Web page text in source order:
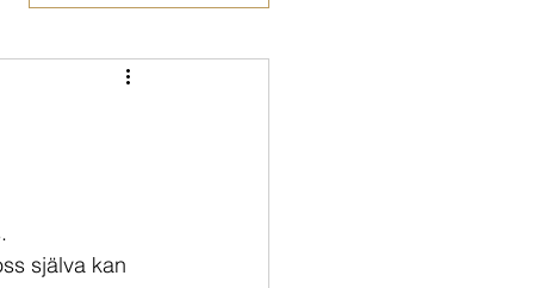
själva kan